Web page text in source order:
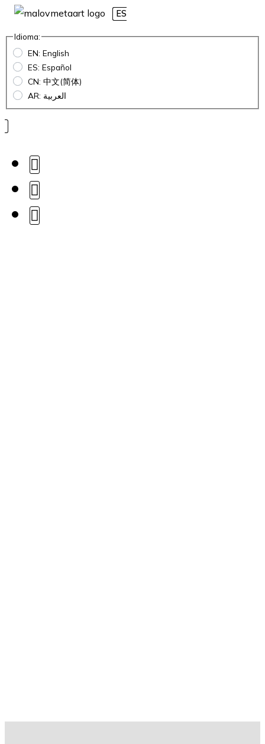
ES
Idioma:
EN: English
ES: Español
CN: 中文(简体)
AR: العربية